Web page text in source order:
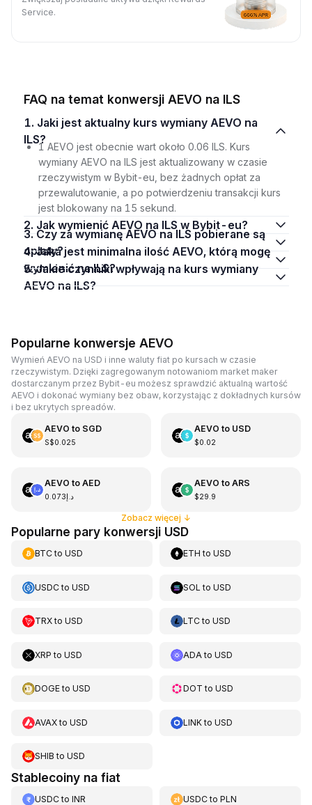
Service.
FAQ na temat konwersji AEVO na ILS
1. Jaki jest aktualny kurs wymiany AEVO na
ILS?
1 AEVO jest obecnie wart około 0.06 ILS. Kurs
wymiany AEVO na ILS jest aktualizowany w czasie
rzeczywistym w Bybit-eu, bez żadnych opłat za
przewalutowanie, a po potwierdzeniu transakcji kurs
jest blokowany na 15 sekund.
2. Jak wymienić AEVO na ILS w Bybit-eu?
3. Czy za wymianę AEVO na ILS pobierane są
opłaty?
4. Jaka jest minimalna ilość AEVO, którą mogę
wymienić na ILS?
5. Jakie czynniki wpływają na kurs wymiany
AEVO na ILS?
Popularne konwersje AEVO
Wymień AEVO na USD i inne waluty fiat po kursach w czasie
rzeczywistym. Dzięki zagregowanym notowaniom market maker
dostarczanym przez Bybit-eu możesz sprawdzić aktualną wartość
AEVO i dokonać wymiany bez obaw, korzystając z dokładnych kursów
i bez ukrytych spreadów.
AEVO to SGD
S$0.025
AEVO to USD
$0.02
AEVO to AED
د.إ0.073
AEVO to ARS
$29.9
Zobacz więcej ↓
Popularne pary konwersji USD
BTCto USD ETH toUSD
USDCto USD SOL toUSD
TRXto USD LTCtoUSD
XRP to USD ADA toUSD
DOGEto USD DOT toUSD
AVAXto USD LINKtoUSD
SHIB to USD
Stablecoiny na fiat
USDCto INR USDCtoPLN